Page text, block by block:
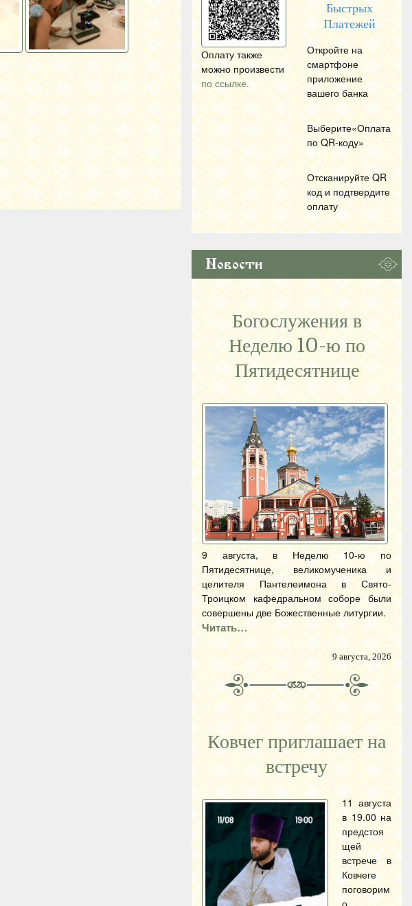
Оплату также
можно произвести
по ссылке.
Быстрых
Платежей
Откройте на
смартфоне
приложение
вашего банка
Выберите«Оплата
по QR-коду»
Отсканируйте QR
код и подтвердите
оплату
Новости
Богослужения в
Неделю 10-ю по
Пятидесятнице
9 августа, в Неделю 10-ю по
Пятидесятнице, великомученика и
целителя Пантелеимона в Свято-
Троицком кафедральном соборе были
совершены две Божественные литургии.
Читать…
9 августа, 2026
Ковчег приглашает на
встречу
11 августа
в 19.00 на
предстоя
щей
встрече в
Ковчеге
поговорим